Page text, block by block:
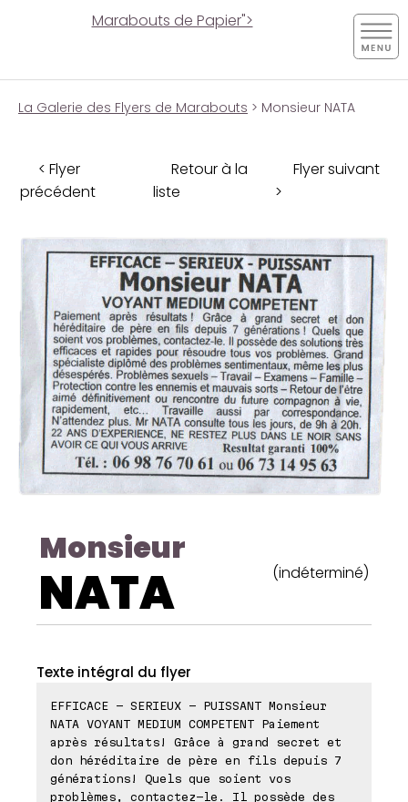
Marabouts de Papier">
La Galerie des Flyers de Marabouts > Monsieur NATA
< Flyer
précédent
Retour à la
liste
Flyer suivant
>
Monsieur
NATA (indéterminé)
Texte intégral du flyer
EFFICACE - SERIEUX - PUISSANT Monsieur
NATA VOYANT MEDIUM COMPETENT Paiement
après résultats! Grâce à grand secret et
don héréditaire de père en fils depuis 7
générations! Quels que soient vos
problèmes, contactez-le. Il possède des